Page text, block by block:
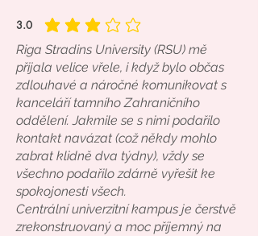
3.0
average rating is 3 out of 5
Riga Stradins University (RSU) mě
přijala velice vřele, i když bylo občas
zdlouhavé a náročné komunikovat s
kanceláří tamního Zahraničního
oddělení. Jakmile se s nimi podařilo
kontakt navázat (což někdy mohlo
zabrat klidně dva týdny), vždy se
všechno podařilo zdárně vyřešit ke
spokojonesti všech.
Centrální univerzitní kampus je čerstvě
zrekonstruovaný a moc příjemný na